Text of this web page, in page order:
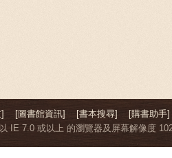
[圖書館資訊] [書本搜尋]
[購書助手]
IE 7.0 或以上 的瀏覽器及屏幕解像度